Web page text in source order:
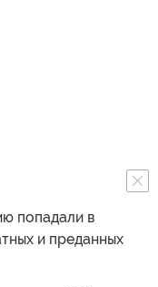
попадали в
и преданных